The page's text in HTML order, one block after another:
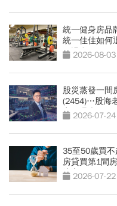
統一健身房品
統一佳佳如何
何退出
2026-08-03
股災蒸發一間
(2454)…股海
宜價曝光
2026-07-24
35至50歲買
房貸買第1間
決定2026-07-22